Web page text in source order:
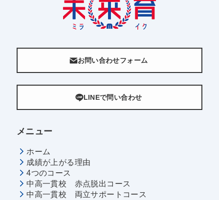
お問い合わせフォーム
LINEで問い合わせ
メニュー
ホーム
成績が上がる理由
4つのコース
中高一貫校 赤点脱出コース
中高一貫校 両立サポートコース